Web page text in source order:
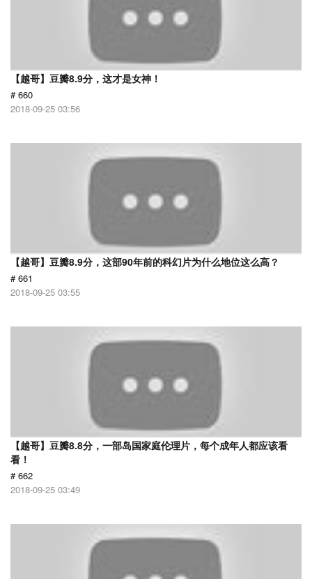
【越哥】豆瓣8.9分，这才是女神！
# 660
2018-09-25 03:56
【越哥】豆瓣8.9分，这部90年前的科幻片为什么地位这么高？
# 661
2018-09-25 03:55
【越哥】豆瓣8.8分，一部岛国家庭伦理片，每个成年人都应该看
看！
# 662
2018-09-25 03:49